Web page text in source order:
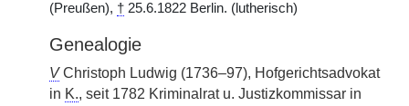
(Preußen), † 25.6.1822 Berlin. (lutherisch)
Genealogie
VChristoph Ludwig (1736–97), Hofgerichtsadvokat
in K., seit 1782 Kriminalrat u. Justizkommissar in